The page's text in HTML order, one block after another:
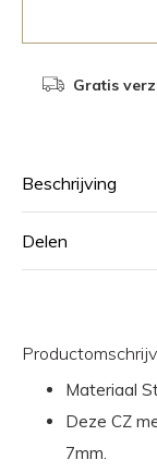
Gratis
Beschrijving
Delen
Materiaal
Deze CZ
7mm.